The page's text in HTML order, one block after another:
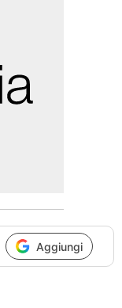
Aggiungi